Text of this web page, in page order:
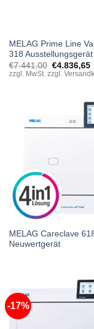
MELAG Prime Line
318 Ausstellungsgerät
€7.441,00 Original
price
€4.836,65
zzgl. MwSt. zzgl.
MELAG Careclave
Neuwertgerät
-17%